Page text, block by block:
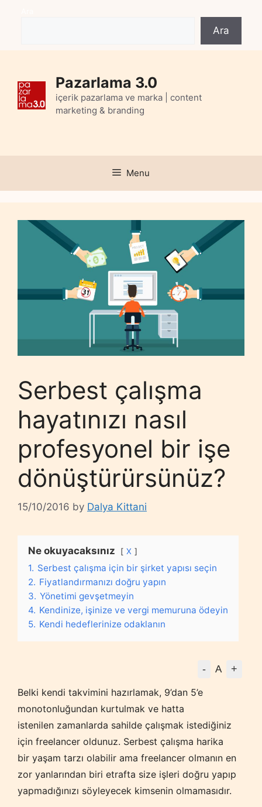
Ara
Pazarlama 3.0
içerik pazarlama ve marka | content
marketing & branding
Menu
Serbest çalışma
hayatınızı nasıl
profesyonel bir işe
dönüştürürsünüz?
15/10/2016 by Dalya Kittani
Ne okuyacaksınız X
1. Serbest çalışma için bir şirket yapısı seçin
2. Fiyatlandırmanızı doğru yapın
3. Yönetimi gevşetmeyin
4. Kendinize, işinize ve vergi memuruna ödeyin
5. Kendi hedeflerinize odaklanın
- A
+
Belki kendi takvimini hazırlamak, 9’dan 5’e
monotonluğundan kurtulmak ve hatta
istenilen zamanlarda sahilde çalışmak istediğiniz
için freelancer oldunuz. Serbest çalışma harika
bir yaşam tarzı olabilir ama freelancer olmanın en
zor yanlarından biri etrafta size işleri doğru yapıp
yapmadığınızı söyleyecek kimsenin olmamasıdır.